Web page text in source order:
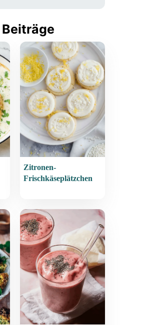
Zitronen-
Frischkäseplätzchen